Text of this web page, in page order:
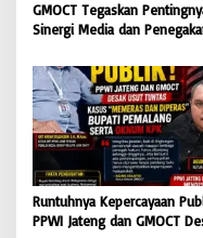
GMOCT Tegaskan
Sinergi Media dan
Kabupaten Limapuluh Kota
Runtuhnya Kepercayaan
PPWI Jateng dan GMOCT